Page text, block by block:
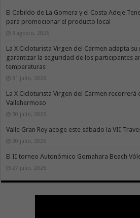
El Cabildo de La Gomera y el Costa Adeje
para promocionar el producto local
3 agosto, 2026
La X Cicloturista Virgen del Carmen adapta
garantizar la seguridad de los participantes
temperaturas
31 julio, 2026
La X Cicloturista Virgen del Carmen recorrerá
Vallehermoso
30 julio, 2026
Valle Gran Rey acoge este sábado la VII
30 julio, 2026
El II torneo Autonómico Gomahara Beach
27 julio, 2026